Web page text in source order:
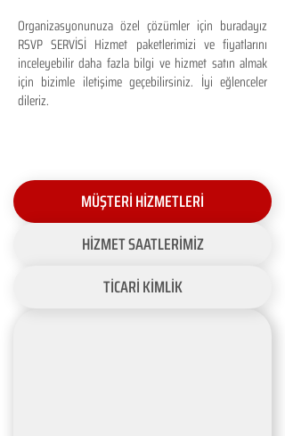
Organizasyonunuza özel çözümler için buradayız
RSVP SERVİSİ Hizmet paketlerimizi ve fiyatlarını
inceleyebilir daha fazla bilgi ve hizmet satın almak
için bizimle iletişime geçebilirsiniz. İyi eğlenceler
dileriz.
MÜŞTERİ HİZMETLERİ
HİZMET SAATLERİMİZ
TİCARİ KİMLİK